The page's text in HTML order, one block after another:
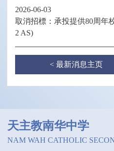
2026-06-03
取消招標：承投提供80周年
2 AS)
< 最新消息主页
天主教南华中学
NAM WAH CATHOLIC